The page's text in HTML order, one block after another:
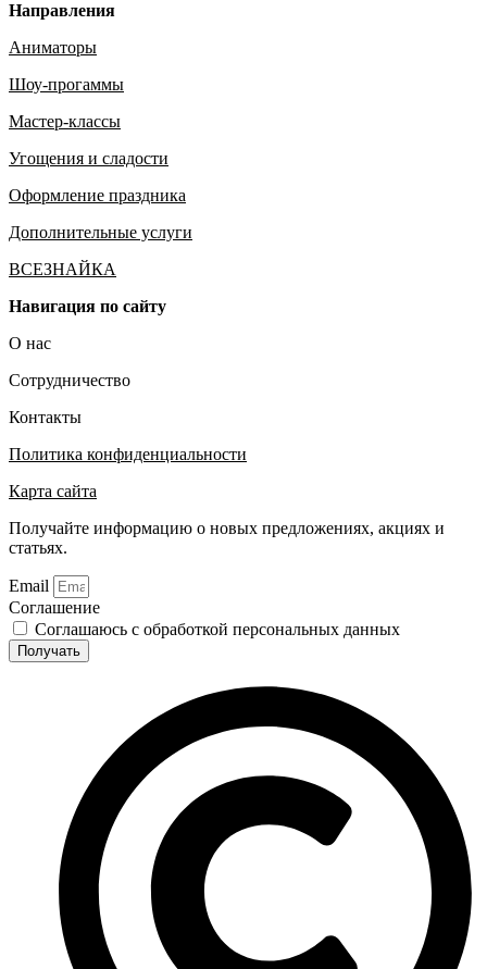
Направления
Аниматоры
Шоу-прогаммы
Мастер-классы
Угощения и сладости
Оформление праздника
Дополнительные услуги
ВСЕЗНАЙКА
Навигация по сайту
О нас
Сотрудничество
Контакты
Политика конфиденциальности
Карта сайта
Получайте информацию о новых предложениях, акциях и
статьях.
Email
Соглашение
Соглашаюсь с обработкой персональных данных
Получать